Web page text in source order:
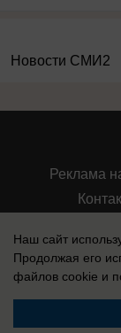
Новости СМИ2
Реклама
массовых
Наш сайт
Продолжая его
файлов cookie и